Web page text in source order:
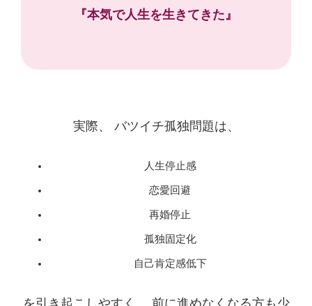
『本気で人生を生きてきた』
実際、 バツイチ孤独問題は、
人生停止感
恋愛回避
再婚停止
孤独固定化
自己肯定感低下
を引き起こしやすく、 前に進めなくなる方も少